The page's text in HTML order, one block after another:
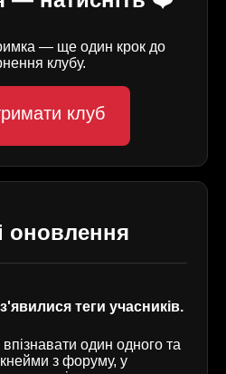
— ще один крок до
клубу.
клуб
оновлення
теги учасників.
один одного та
з форуму, у